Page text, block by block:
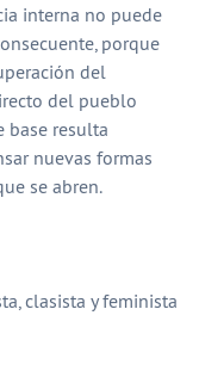
interna no puede
porque
del
del pueblo
base resulta
nuevas formas
se abren.
clasista y feminista